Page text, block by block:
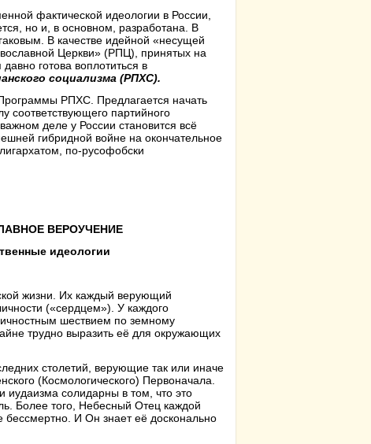
фактической идеологии в России,
но и, в основном, разработана. В
В качестве идейной «несущей
Церкви» (РПЦ), принятых на
готова воплотиться в
социализма (РПХС).
РПХС. Предлагается начать
соответствующего партийного
деле у России становится всё
гибридной войне на окончательное
по-русофобски
ВЕРОУЧЕНИЕ
идеологии
жизни. Их каждый верующий
(«сердцем»). У каждого
шествием по земному
трудно выразить её для окружающих
столетий, верующие так или иначе
(Космологического) Первоначала.
иудаизма солидарны в том, что это
Более того, Небесный Отец каждой
бессмертно. И Он знает её досконально